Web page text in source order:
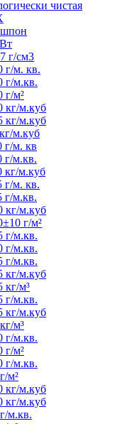
чистая
г/см3
г/м. кв.
г/м.кв.
г/м²
кг/м.куб
кг/м.куб
м.куб
г/м. кв
г/м.кв.
кг/м.куб
г/м. кв.
г/м.кв.
кг/м.куб
г/м²
г/м.кв.
г/м.кв.
г/м.кв.
кг/м.куб
кг/м³
г/м.кв.
кг/м.куб
м³
г/м.кв.
г/м²
г/м.кв.
м²
кг/м.куб
кг/м.куб
м.кв.